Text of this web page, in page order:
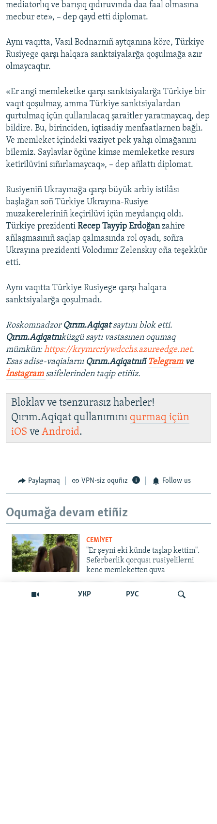
УКР РУС
mediatorlıq ve barışıq qıdıruvında daa faal olmasına
mecbur ete», – dep qayd etti diplomat.
Aynı vaqıtta, Vasıl Bodnarnıñ aytqanına köre, Türkiye
Rusiyege qarşı halqara sanktsiyalarğa qoşulmağa azır
olmaycaqtır.
«Er angi memleketke qarşı sanktsiyalarğa Türkiye bir
vaqıt qoşulmay, amma Türkiye sanktsiyalardan
qurtulmaq içün qullanılacaq şaraitler yaratmaycaq, dep
bildire. Bu, birinciden, iqtisadiy menfaatlarnen bağlı.
Ve memleket içindeki vaziyet pek yahşı olmağanını
bilemiz. Saylavlar ögüne kimse memleketke resurs
ketirilüvini sıñırlamaycaq», – dep añlattı diplomat.
Rusiyeniñ Ukrayınağa qarşı büyük arbiy istilâsı
başlağan soñ Türkiye Ukrayına-Rusiye
muzakereleriniñ keçirilüvi içün meydançıq oldı.
Türkiye prezidenti Recep Tayyip Erdoğanzahire
añlaşmasınıñ saqlap qalmasında rol oyadı, soñra
Ukrayına prezidenti Volodımır Zelenskıy oña teşekkür
etti.
Aynı vaqıtta Türkiye Rusiyege qarşı halqara
sanktsiyalarğa qoşulmadı.
Roskomnadzor Qırım.Aqiqatsaytını blok etti.
Qırım.Aqiqatnıküzgü saytı vastasınen oqumaq
mümkün:https://krymrcriywdcchs.azureedge.net.
Esas adise-vaqialarnı Qırım.Aqiqatnıñ Telegramve
İnstagram saifelerinden taqip etiñiz.
Bloklav ve tsenzurasız haberler!
Qırım.Aqiqat qullanımını qurmaq içün
iOS ve Android.
Paylaşmaq VPN-siz oquñız Follow us
Oqumağa devam etiñiz
CEMİYET
"Er şeyni eki künde taşlap kettim".
Seferberlik qorqusı rusiyelilerni
kene memleketten quva
İNSAN AQLARI